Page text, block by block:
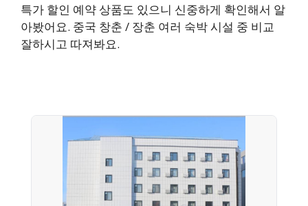
특가 할인 예약 상품도 있으니 신중하게 확인해서 알
아봤어요. 중국 창춘 / 장춘 여러 숙박 시설 중 비교
잘하시고 따져봐요.